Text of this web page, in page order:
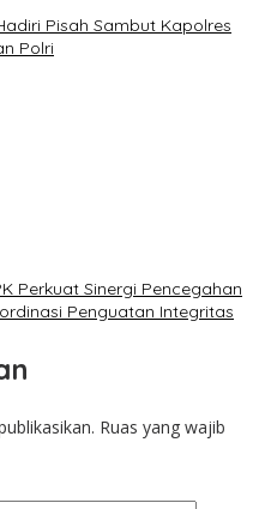
Pisah Sambut Kapolres
Polri
Perkuat Sinergi Pencegahan
Penguatan Integritas
Ruas yang wajib